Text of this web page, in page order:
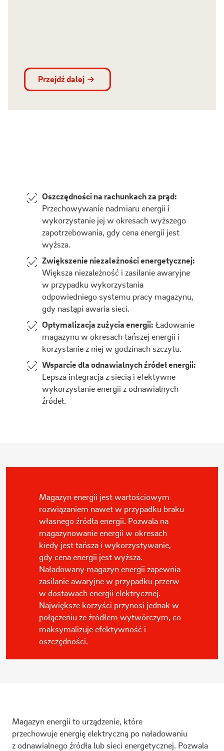
Przejdź dalej
Oszczędności na rachunkach za prąd:
Przechowywanie nadmiaru energii i
wykorzystanie jej w okresach wyższego
zapotrzebowania, gdy cena energii jest
wyższa.
Zwiększenie niezależności energetycznej:
Większa niezależność i zasilanie awaryjne
w przypadku wykorzystania
odpowiedniego systemu pracy magazynu,
gdy nastąpi awaria sieci.
Optymalizacja zużycia energii: Ładowanie
magazynu w okresach tańszej energii i
korzystanie z niej w godzinach szczytu.
Wsparcie dla odnawialnych źródeł energii:
Lepsza integracja z siecią i efektywne
wykorzystanie energii z odnawialnych
źródeł.
Magazyn energii jest wartościowym
rozwiązaniem nawet w przypadku braku
własnego źródła energii. Pozwala na
magazynowanie energii w okresach
kiedy jest tańsza i wykorzystywanie,
gdy cena energii jest wyższa.
Naładowany magazyn energii zapewnia
zasilanie awaryjne w przypadku przerw
w dostawach energii elektrycznej.
Największe korzyści przynosi jednak w
połączeniu ze źródłem wytwórczym, co
maksymalizuje efektywność i
oszczędności.
Magazyn energii to urządzenie, które
przechowuje energię elektryczną po naładowaniu
z odnawialnego źródła lub sieci energetycznej. Pozwala